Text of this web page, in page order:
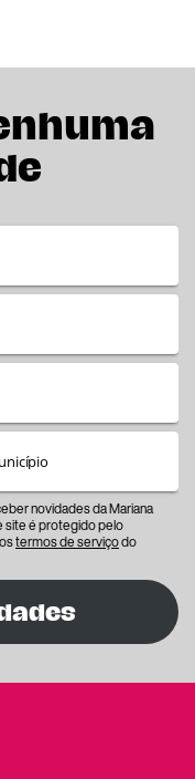
novidades da Mariana
site é protegido pelo
termos de serviçodo